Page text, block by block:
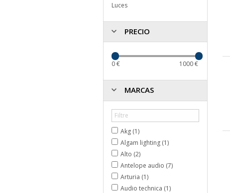
Luces
PRECIO
0€ 1000€
MARCAS
Akg (1)
Algam lighting (1)
Alto (2)
Antelope audio (7)
Arturia (1)
Audio technica (1)